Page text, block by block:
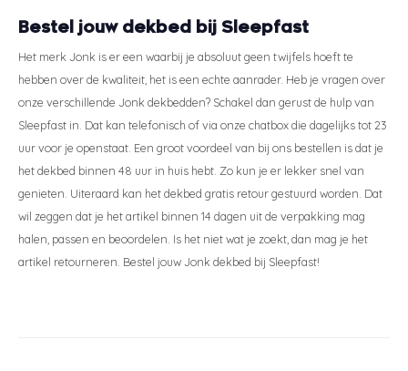
Bestel jouw dekbed bij Sleepfast
Het merk Jonk is er een waarbij je absoluut geen twijfels hoeft te
hebben over de kwaliteit, het is een echte aanrader. Heb je vragen over
onze verschillende Jonk dekbedden? Schakel dan gerust de hulp van
Sleepfast in. Dat kan telefonisch of via onze chatbox die dagelijks tot 23
uur voor je openstaat. Een groot voordeel van bij ons bestellen is dat je
het dekbed binnen 48 uur in huis hebt. Zo kun je er lekker snel van
genieten. Uiteraard kan het dekbed gratis retour gestuurd worden. Dat
wil zeggen dat je het artikel binnen 14 dagen uit de verpakking mag
halen, passen en beoordelen. Is het niet wat je zoekt, dan mag je het
artikel retourneren. Bestel jouw Jonk dekbed bij Sleepfast!